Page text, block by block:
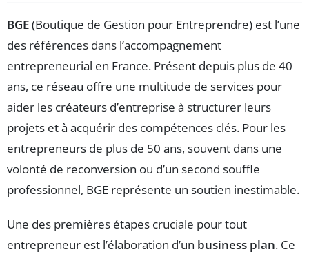
BGE(Boutique de Gestion pour Entreprendre) est l’une
des références dans l’accompagnement
entrepreneurial en France. Présent depuis plus de 40
ans, ce réseau offre une multitude de services pour
aider les créateurs d’entreprise à structurer leurs
projets et à acquérir des compétences clés. Pour les
entrepreneurs de plus de 50 ans, souvent dans une
volonté de reconversion ou d’un second souffle
professionnel, BGE représente un soutien inestimable.
Une des premières étapes cruciale pour tout
entrepreneur est l’élaboration d’un business plan. Ce